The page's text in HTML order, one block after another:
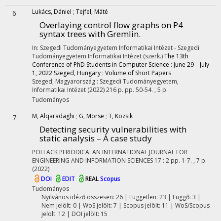
6 Lukács, Dániel ; Tejfel, Máté
Overlaying control flow graphs on P4
syntax trees with Gremlin.
In: Szegedi Tudományegyetem Informatikai Intézet - Szegedi
Tudományegyetem Informatikai Intézet (szerk.)The 13th
Conference of PhD Students in Computer Science : June 29 – July
1, 2022 Szeged, Hungary : Volume of Short Papers
Szeged, Magyarország : Szegedi Tudományegyetem,
Informatikai Intézet (2022)216 p. pp. 50-54. , 5 p.
Tudományos
7 M, Alqaradaghi ; G, Morse ; T, Kozsik
Detecting security vulnerabilities with
static analysis – A case study
POLLACK PERIODICA: AN INTERNATIONAL JOURNAL FOR
ENGINEERING AND INFORMATION SCIENCES 17 : 2 pp. 1-7. , 7 p.
(2022)
DOI
EDIT REALScopus
Tudományos
Nyilvános idéző összesen: 26| Független: 23 | Függő: 3 |
Nem jelölt: 0 | WoS jelölt: 7 | Scopus jelölt: 11 | WoS/Scopus
jelölt: 12 | DOI jelölt: 15